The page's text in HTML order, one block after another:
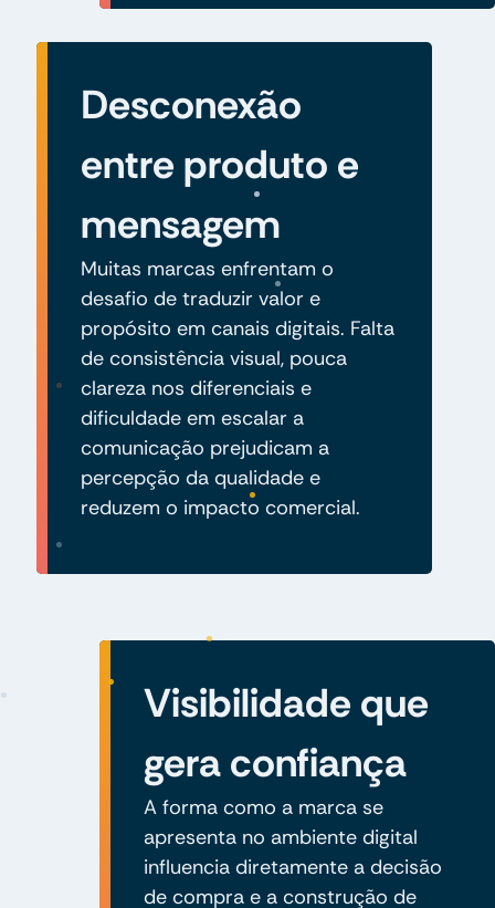
Desconexão
entre produto e
mensagem
Muitas marcas enfrentam o
desafio de traduzir valor e
propósito em canais digitais. Falta
de consistência visual, pouca
clareza nos diferenciais e
dificuldade em escalar a
comunicação prejudicam a
percepção da qualidade e
reduzem o impacto comercial.
Visibilidade que
gera confiança
A forma como a marca se
apresenta no ambiente digital
influencia diretamente a decisão
de compra e a construção de